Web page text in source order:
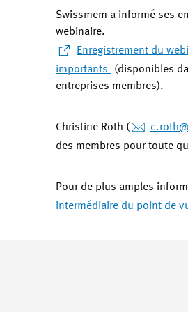
Swissmem a informé ses
webinaire.
Enregistrement du
importants
(disponibles
entreprises membres).
Christine Roth ( c.roth
des membres pour toute
Pour de plus amples
intermédiaire du point de